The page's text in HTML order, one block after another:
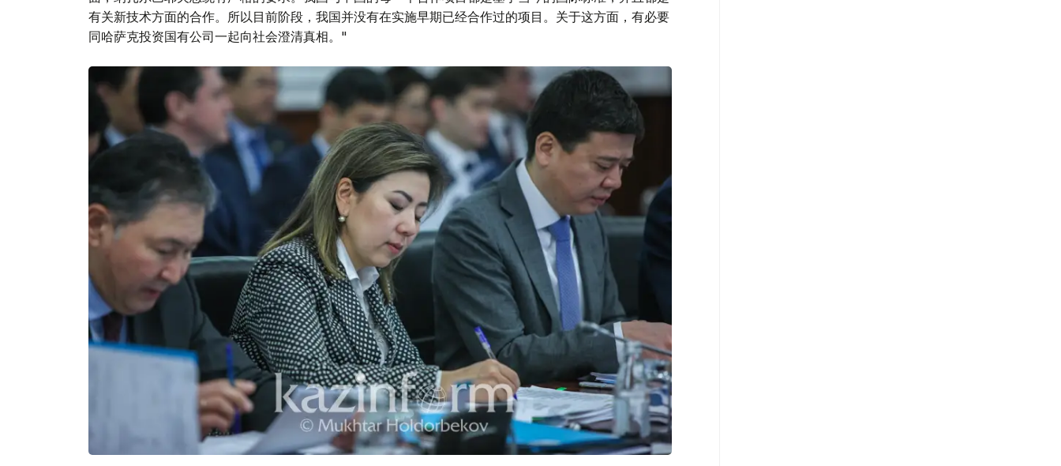
有关新技术方面的合作。所以目前阶段，我国并没有在实施早期已经合作过的项目。关于这方面，有必要
同哈萨克投资国有公司一起向社会澄清真相。"